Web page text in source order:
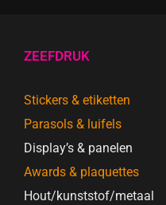
ZEEFDRUK
Stickers & etiketten
Parasols & luifels
Display’s & panelen
Awards & plaquettes
Hout/kunststof/metaal